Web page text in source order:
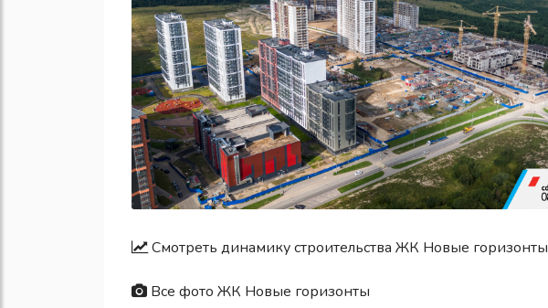
Смотреть динамику строительства ЖК Новые горизонты
Все фото ЖК Новые горизонты